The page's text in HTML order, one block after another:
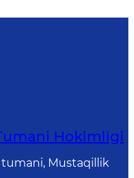
Hokimligi
tumani, Mustaqillik